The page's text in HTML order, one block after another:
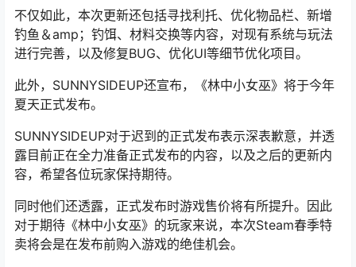
不仅如此，本次更新还包括寻找利托、优化物品栏、新增
钓鱼＆amp；钓饵、材料交换等内容，对现有系统与玩法
进行完善，以及修复BUG、优化UI等细节优化项目。
此外，SUNNYSIDEUP还宣布，《林中小女巫》将于今年
夏天正式发布。
SUNNYSIDEUP对于迟到的正式发布表示深表歉意，并透
露目前正在全力准备正式发布的内容，以及之后的更新内
容，希望各位玩家保持期待。
同时他们还透露，正式发布时游戏售价将有所提升。因此
对于期待《林中小女巫》的玩家来说，本次Steam春季特
卖将会是在发布前购入游戏的绝佳机会。